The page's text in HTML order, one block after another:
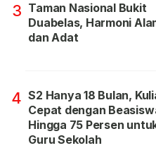
3 Taman Nasional Bukit
Duabelas, Harmoni
dan Adat
4 S2 Hanya 18 Bulan,
Cepat dengan
Hingga 75 Persen
Guru Sekolah